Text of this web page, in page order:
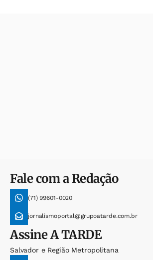
Fale com a Redação
(71) 99601-0020
jornalismoportal@grupoatarde.com.br
AssineA TARDE
Salvador e Região Metropolitana